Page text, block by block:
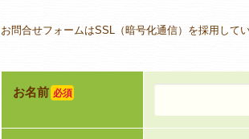
お問合せフォームはSSL（暗号化通信）を採用してい